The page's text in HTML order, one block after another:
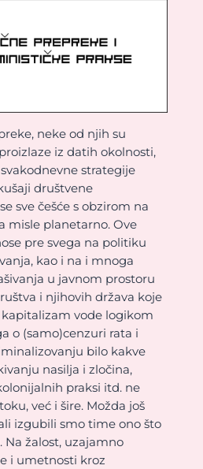
neke od njih su
iz datih okolnosti,
strategije
društvene
sve češće s obzirom na
misle planetarno. Ove
pre svega na politiku
kao i na i mnoga
u javnom prostoru
i njihovih država koje
vode logikom
o (samo)cenzuri rata i
bilo kakve
nasilja i zločina,
praksi itd. ne
već i šire. Možda još
izgubili smo time ono što
Na žalost, uzajamno
i umetnosti kroz